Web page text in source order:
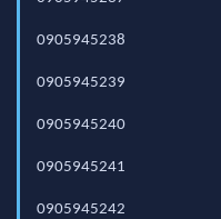
0905945238
0905945239
0905945240
0905945241
0905945242